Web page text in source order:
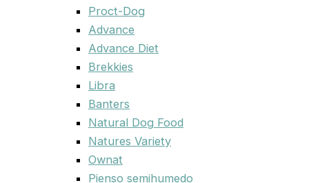
Proct-Dog
Advance
Advance Diet
Brekkies
Libra
Banters
Natural Dog Food
Natures Variety
Ownat
Pienso semihumedo